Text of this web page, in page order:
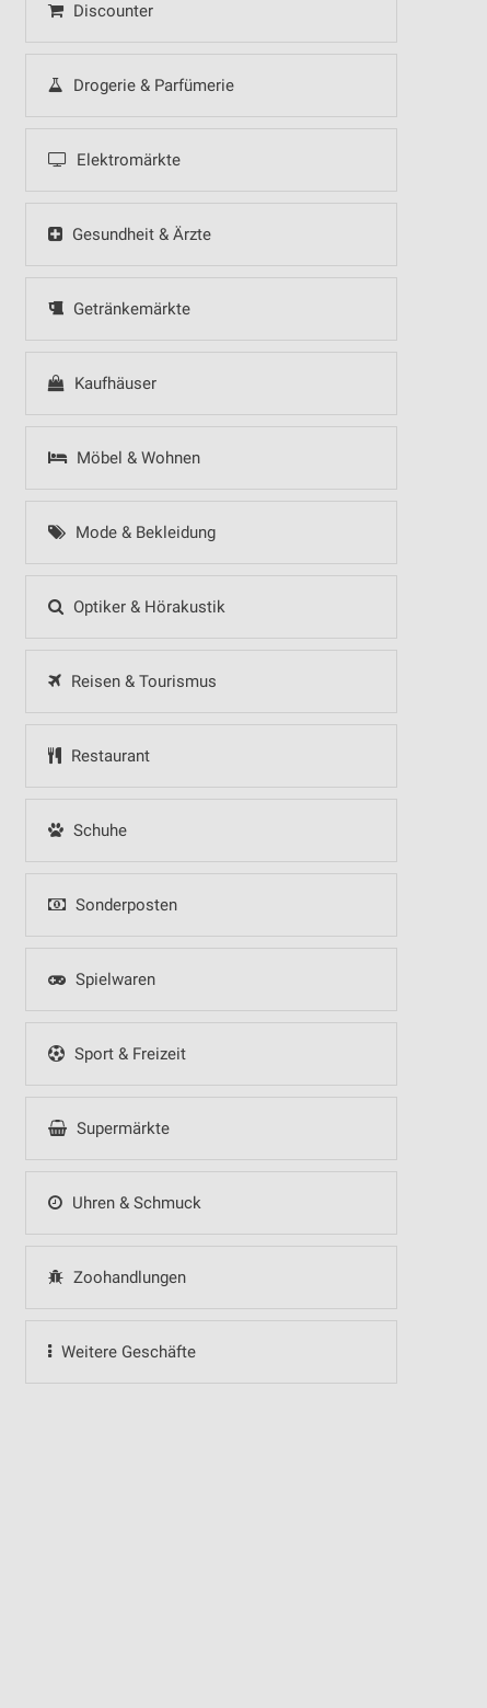
Discounter
Drogerie & Parfümerie
Elektromärkte
Gesundheit & Ärzte
Getränkemärkte
Kaufhäuser
Möbel & Wohnen
Mode & Bekleidung
Optiker & Hörakustik
Reisen & Tourismus
Restaurant
Schuhe
Sonderposten
Spielwaren
Sport & Freizeit
Supermärkte
Uhren & Schmuck
Zoohandlungen
Weitere Geschäfte